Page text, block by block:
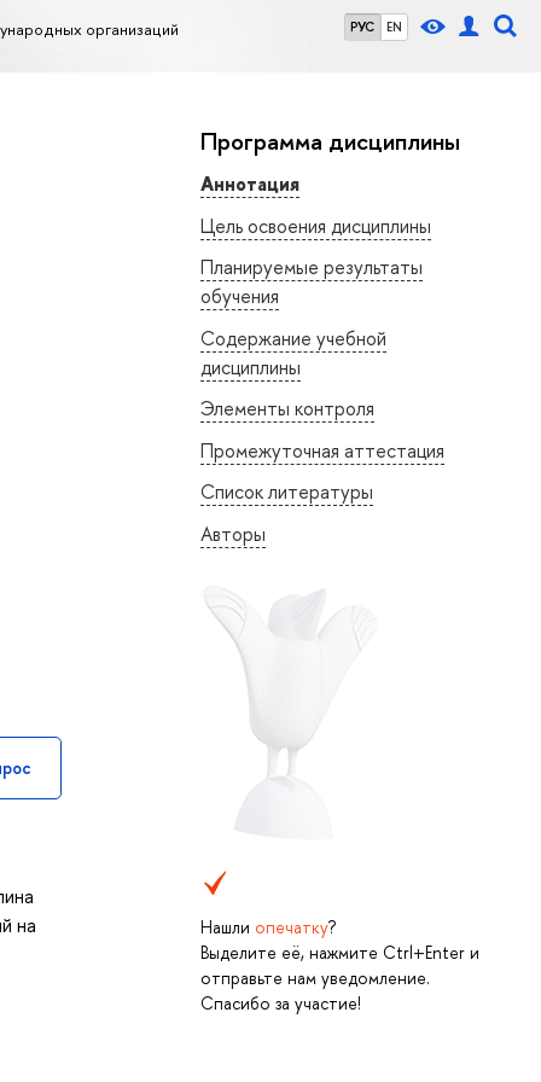
РУС EN
организаций
Программа дисциплины
Аннотация
Цель освоения дисциплины
Планируемые результаты
обучения
Содержание учебной
дисциплины
Элементы контроля
Промежуточная аттестация
Список литературы
Авторы
Нашли опечатку?
Выделите её, нажмите Ctrl+Enter и
отправьте нам уведомление.
Спасибо за участие!
на